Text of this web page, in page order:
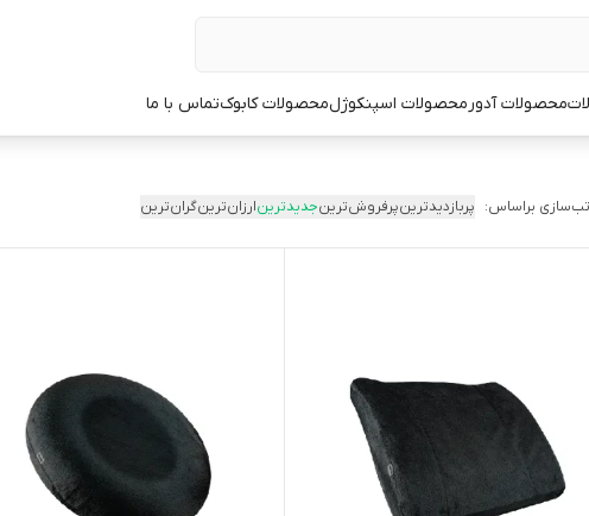
محصولات آدورمحصولات اسپنکوژلمحصولات کابوکتماس با ما
براساس: پربازدیدترینپرفروش‌ترینجدیدترینارزان‌ترینگران‌ترین